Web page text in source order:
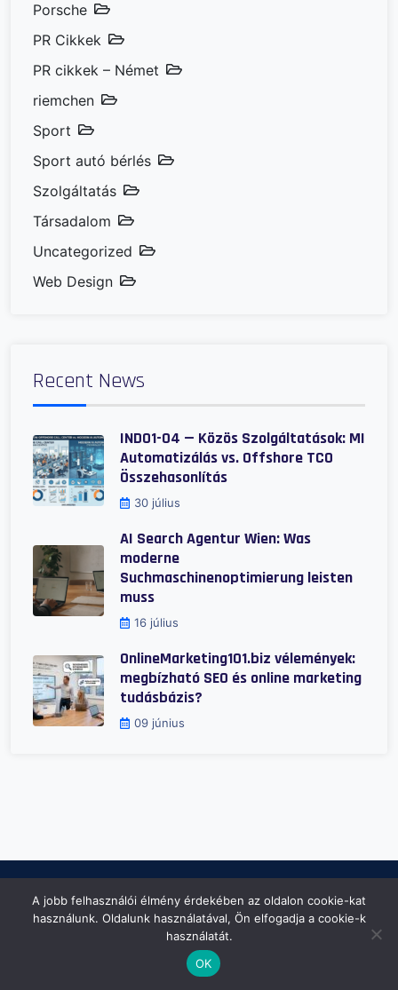
Porsche
PR Cikkek
PR cikkek – Német
riemchen
Sport
Sport autó bérlés
Szolgáltatás
Társadalom
Uncategorized
Web Design
Recent News
IND01-04 — Közös Szolgáltatások: MI
Automatizálás vs. Offshore TCO
Összehasonlítás
30 július
AI Search Agentur Wien: Was
moderne
Suchmaschinenoptimierung leisten
muss
16 július
OnlineMarketing101.biz vélemények:
megbízható SEO és online marketing
tudásbázis?
09 június
A jobb felhasználói élmény érdekében az oldalon cookie-kat
használunk. Oldalunk használatával, Ön elfogadja a cookie-k
használatát.
OK